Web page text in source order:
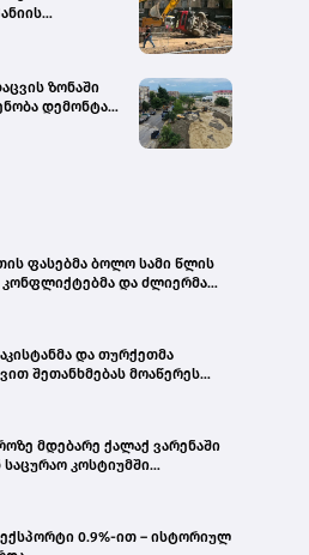
ნიადაგის
ბავშვი
ზონაში
დემონტაჟს
ფასებმა ბოლო სამი წლის
კონფლიქტებმა და ძლიერმა
და თურქეთმა
შეთანხმებას მოაწერეს
მდებარე ქალაქ ვარენაში
საცურაო კოსტიუმში
ექსპორტი 0.9%-ით – ისტორიულ